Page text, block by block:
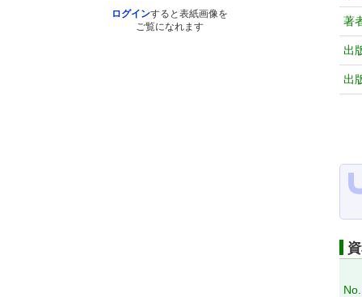
ログインすると表紙画像を
ご覧になれます
著
出
出
No.